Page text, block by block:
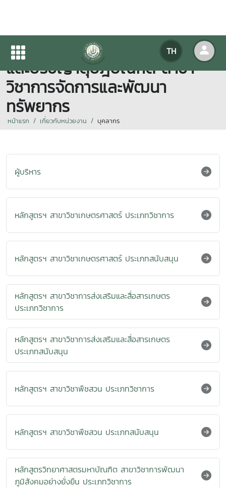
TH
หลักสูตรวิทยาศาสตรมหาบัณฑิต
และปรัชญาดุษฎีบัณฑิต สาขา
วิชาการจัดการและพัฒนา
ทรัพยากร
หน้าแรก เกี่ยวกับหน่วยงาน บุคลากร
ผู้บริหาร
หลักสูตรฯ สาขาวิชาเกษตรศาสตร์ ประเภทวิชาการ
หลักสูตรฯ สาขาวิชาเกษตรศาสตร์ ประเภทสนับสนุน
หลักสูตรฯ สาขาวิชาการส่งเสริมและสื่อสารเกษตร
ประเภทวิชาการ
หลักสูตรฯ สาขาวิชาการส่งเสริมและสื่อสารเกษตร
ประเภทสนับสนุน
หลักสูตรฯ สาขาวิชาพืชสวน ประเภทวิชาการ
หลักสูตรฯ สาขาวิชาพืชสวน ประเภทสนับสนุน
หลักสูตรวิทยาศาสตรมหาบัณฑิต สาขาวิชาการพัฒนา
ภูมิสังคมอย่างยั่งยืน ประเภทวิชาการ